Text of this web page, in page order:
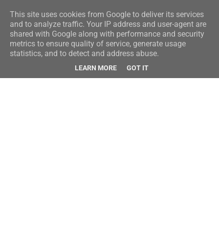
This site uses cookies from Google to deliver its services
and to analyze traffic. Your IP address and user-agent are
shared with Google along with performance and security
metrics to ensure quality of service, generate usage
statistics, and to detect and address abuse.
LEARN MORE GOT IT